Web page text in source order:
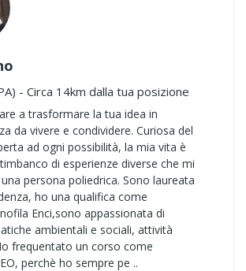
- Circa 14km dalla tua posizione
a trasformare la tua idea in
da vivere e condividere. Curiosa del
ad ogni possibilità, la mia vita è
di esperienze diverse che mi
persona poliedrica. Sono laureata
ho una qualifica come
Enci,sono appassionata di
ambientali e sociali, attività
frequentato un corso come
perchè ho sempre pe ..